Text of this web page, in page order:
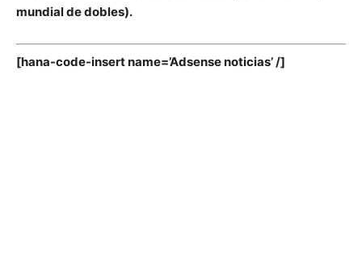
mundial de dobles).
[hana-code-insert name=’Adsense noticias’ /]